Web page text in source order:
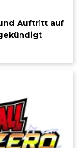
Auftritt auf